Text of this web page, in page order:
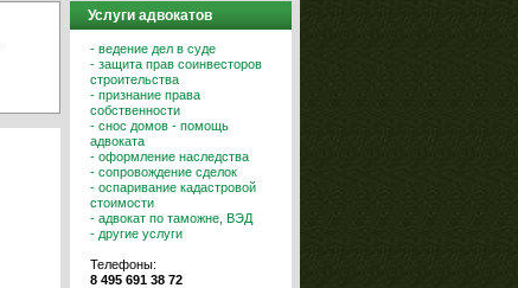
Услуги адвокатов
- ведение дел в суде
- защита прав соинвесторов
строительства
- признание права
собственности
- снос домов - помощь
адвоката
- оформление наследства
- сопровождение сделок
- оспаривание кадастровой
стоимости
- адвокат по таможне, ВЭД
- другие услуги
Телефоны:
8 495 691 38 72